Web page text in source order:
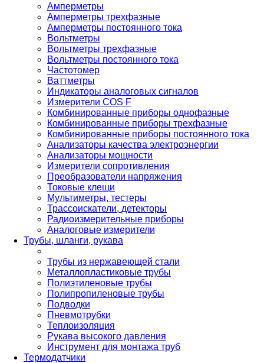
Амперметры
Амперметры трехфазные
Амперметры постоянного тока
Вольтметры
Вольтметры трехфазные
Вольтметры постоянного тока
Частотомер
Ваттметры
Индикаторы аналоговых сигналов
Измерители COS F
Комбинированные приборы однофазные
Комбинированные приборы трехфазные
Комбинированные приборы постоянного тока
Анализаторы качества электроэнергии
Анализаторы мощности
Измерители сопротивления
Преобразователи напряжения
Токовые клещи
Мультиметры, тестеры
Трассоискатели, детекторы
Радиоизмерительные приборы
Аналоговые измерители
Трубы, шланги, рукава
Трубы из нержавеющей стали
Металлопластиковые трубы
Полиэтиленовые трубы
Полипропиленовые трубы
Подводки
Пневмотрубки
Теплоизоляция
Рукава высокого давления
Инструмент для монтажа труб
Термодатчики